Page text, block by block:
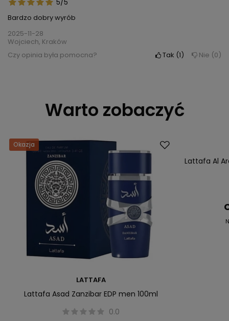
5/5
Bardzo dobry wyrób
2025-11-28
Wojciech, Kraków
Czy opinia była pomocna?
Tak 1 Nie 0
Warto zobaczyć
Okazja
LATTAFA
Lattafa Asad Zanzibar EDP men 100ml
0.0
Lattafa Al